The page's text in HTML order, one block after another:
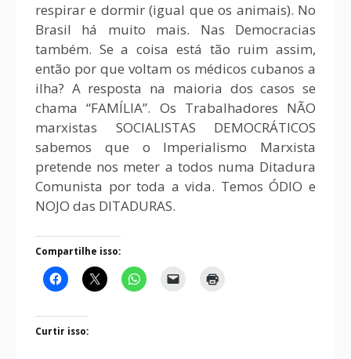
respirar e dormir (igual que os animais). No
Brasil há muito mais. Nas Democracias
também. Se a coisa está tão ruim assim,
então por que voltam os médicos cubanos a
ilha? A resposta na maioria dos casos se
chama “FAMÍLIA”. Os Trabalhadores NÃO
marxistas SOCIALISTAS DEMOCRÁTICOS
sabemos que o Imperialismo Marxista
pretende nos meter a todos numa Ditadura
Comunista por toda a vida. Temos ÓDIO e
NOJO das DITADURAS.
Compartilhe isso:
Curtir isso: